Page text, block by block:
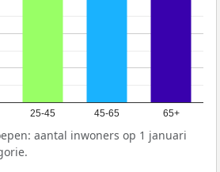
25-45 45-65 65+
aantal inwoners op 1 januari